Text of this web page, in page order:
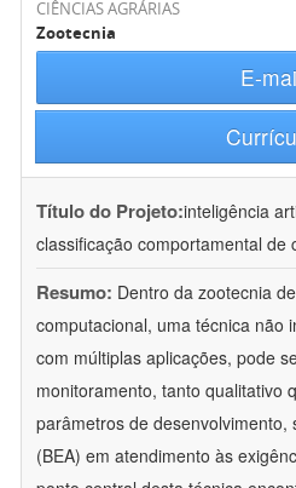
CIÊNCIAS AGRÁRIAS
Zootecnia
E-
Título do Projeto:inteligência
classificação comportamental de
Resumo: Dentro da zootecnia
computacional, uma técnica não
com múltiplas aplicações, pode
monitoramento, tanto qualitativo
parâmetros de desenvolvimento,
(BEA) em atendimento às